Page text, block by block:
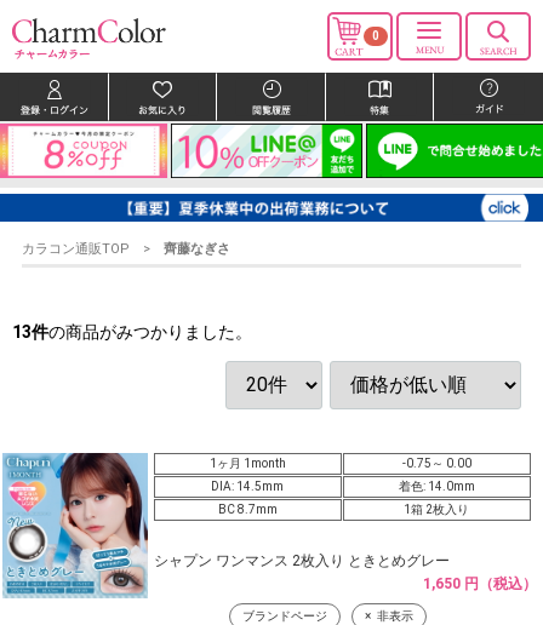
0
カラコン通販TOP 齊藤なぎさ
13件の商品がみつかりました。
1ヶ月 1month
-0.75～ 0.00
DIA: 14.5mm
着色: 14.0mm
BC 8.7mm
1箱 2枚入り
シャプン ワンマンス 2枚入り ときとめグレー
1,650 円（税込）
ブランドページ 非表示